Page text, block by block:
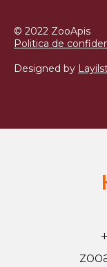
© 2022 ZooApis
Politica de
Designed by